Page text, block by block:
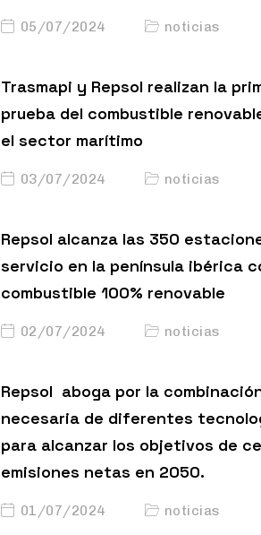
05/07/2024 noticias
Trasmapi y Repsol realizan la
prueba del combustible
el sector marítimo
03/07/2024 noticias
Repsol alcanza las 350
servicio en la península ibérica
combustible 100% renovable
02/07/2024 noticias
Repsol aboga por la
necesaria de diferentes
para alcanzar los objetivos de
emisiones netas en 2050.
01/07/2024 noticias